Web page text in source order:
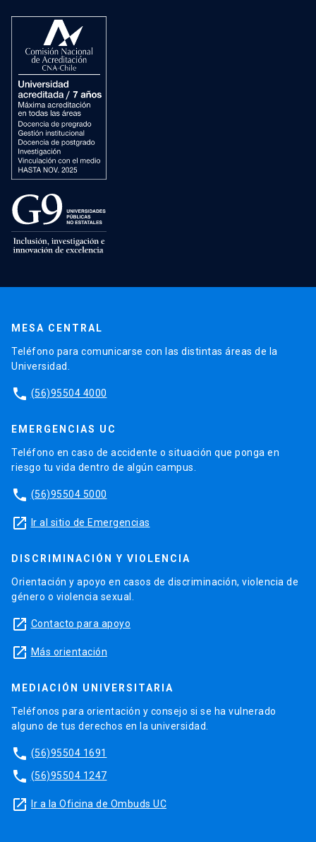
MESA CENTRAL
Teléfono para comunicarse con las distintas áreas de la
Universidad.
phone (56)95504 4000
EMERGENCIAS UC
Teléfono en caso de accidente o situación que ponga en
riesgo tu vida dentro de algún campus.
phone (56)95504 5000
launch Ir al sitio de Emergencias
DISCRIMINACIÓN Y VIOLENCIA
Orientación y apoyo en casos de discriminación, violencia de
género o violencia sexual.
launch Contacto para apoyo
launch Más orientación
MEDIACIÓN UNIVERSITARIA
Teléfonos para orientación y consejo si se ha vulnerado
alguno de tus derechos en la universidad.
phone (56)95504 1691
phone (56)95504 1247
launch Ir a la Oficina de Ombuds UC